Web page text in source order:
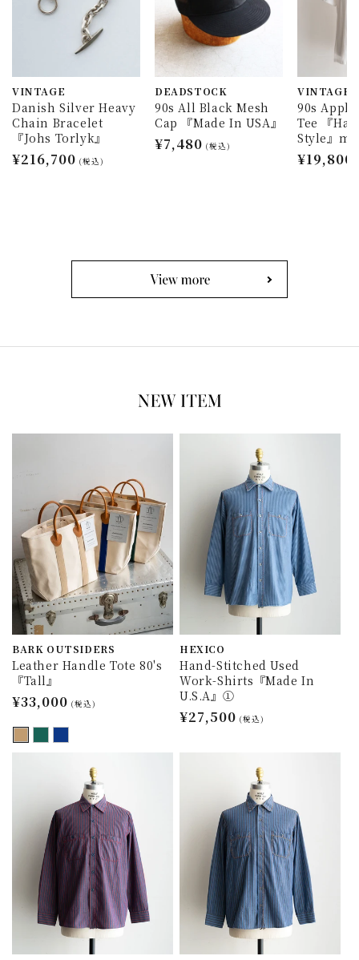
VINTAGE
Danish Silver Heavy
Chain Bracelet
『Johs Torlyk』
通
¥216,700 (税込)
DEADSTOCK
90s All Black Mesh
Cap 『Made In USA』
通
¥7,480 (税込)
VINTAGE
90s
Tee 『
Style』
通
¥19,800
BARK OUTSIDERS
Leather Handle Tote 80's
『Tall』
通
価
¥33,000 (税込)
HEXICO
Hand-Stitched Used
Work-Shirts『Made In
U.S.A』①
通
¥27,500 (税込)